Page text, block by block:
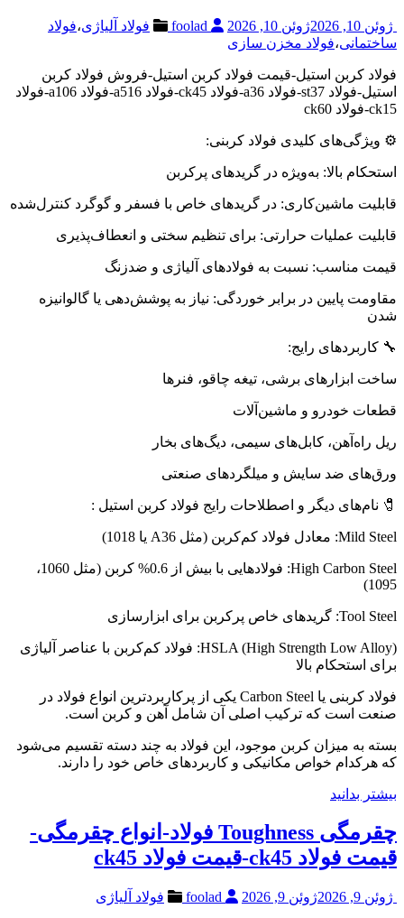
ژوئن 10, 2026 ژوئن 10, 2026 فولاد آلیاژی،فولاد
ساختمانی،فولاد مخزن سازی
فولاد کربن استیل-قیمت فولاد کربن استیل-فروش فولاد کربن
استیل-فولاد st37-فولاد a36-فولاد ck45-فولاد a516-فولاد a106-فولاد
ck15-فولاد ck60
⚙️ ویژگی‌های کلیدی فولاد کربنی:
استحکام بالا: به‌ویژه در گریدهای پرکربن
قابلیت ماشین‌کاری: در گریدهای خاص با فسفر و گوگرد کنترل‌شده
قابلیت عملیات حرارتی: برای تنظیم سختی و انعطاف‌پذیری
قیمت مناسب: نسبت به فولادهای آلیاژی و ضدزنگ
مقاومت پایین در برابر خوردگی: نیاز به پوشش‌دهی یا گالوانیزه
شدن
🔧 کاربردهای رایج:
ساخت ابزارهای برشی، تیغه چاقو، فنرها
قطعات خودرو و ماشین‌آلات
ریل راه‌آهن، کابل‌های سیمی، دیگ‌های بخار
ورق‌های ضد سایش و میلگردهای صنعتی
🧷 نام‌های دیگر و اصطلاحات رایج فولاد کربن استیل :
Mild Steel: معادل فولاد کم‌کربن (مثل A36 یا 1018)
High Carbon Steel: فولادهایی با بیش از 0.6% کربن (مثل 1060،
1095)
Tool Steel: گریدهای خاص پرکربن برای ابزارسازی
HSLA (High Strength Low Alloy): فولاد کم‌کربن با عناصر آلیاژی
برای استحکام بالا
فولاد کربنی یا Carbon Steel یکی از پرکاربردترین انواع فولاد در
صنعت است که ترکیب اصلی آن شامل آهن و کربن است.
بسته به میزان کربن موجود، این فولاد به چند دسته تقسیم می‌شود
که هرکدام خواص مکانیکی و کاربردهای خاص خود را دارند.
بیشتر بدانید
چقرمگی Toughness فولاد-انواع چقرمگی-
قیمت فولاد ck45-قیمت فولاد ck45
ژوئن 9, 2026 ژوئن 9, 2026 فولاد آلیاژی